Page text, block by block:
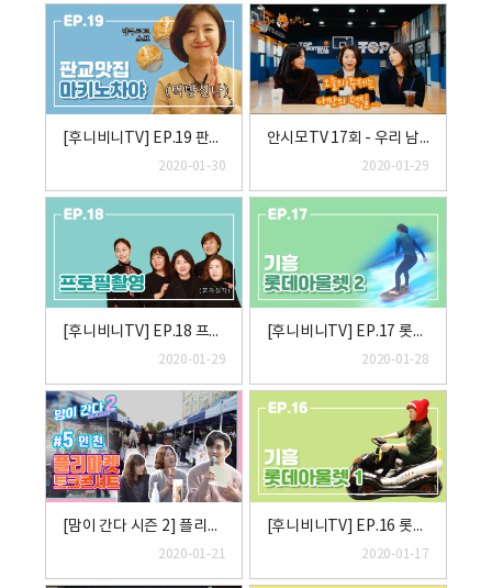
[후니비니TV] EP.19 판교 맛집 마키노차야
2020-01-30
안시모TV 17회 - 우리 남편은요~축구와 야구덕후! 안시모덕질하다 거북목 된 우리는 SMC경추베개가 필요해
2020-01-29
[후니비니TV] EP.18 프로필 촬영 하는 날!
2020-01-29
[후니비니TV] EP.17 롯데 기흥아울렛 2편
2020-01-28
[맘이 간다 시즌 2] 플리마켓 토크콘서트 #5 인천
2020-01-21
[후니비니TV] EP.16 롯데 기흥아울렛 1편
2020-01-17